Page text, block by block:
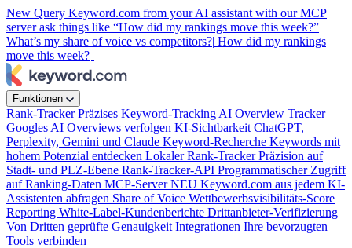
New Query Keyword.com from your AI assistant with our MCP
server ask things like “How did my rankings move this week?”
What’s my share of voice vs competitors?| How did my rankings
move this week?
Funktionen
Rank-TrackerPräzises Keyword-Tracking AI Overview Tracker
Googles AI Overviews verfolgen KI-Sichtbarkeit ChatGPT,
Perplexity, Gemini und Claude Keyword-Recherche Keywords mit
hohem Potenzial entdecken Lokaler Rank-TrackerPräzision auf
Stadt- und PLZ-Ebene Rank-Tracker-API Programmatischer Zugriff
auf Ranking-Daten MCP-ServerNEU Keyword.com aus jedem KI-
Assistenten abfragen Share of Voice Wettbewerbsvisibilitäts-Score
Reporting White-Label-Kundenberichte Drittanbieter-Verifizierung
Von Dritten geprüfte Genauigkeit Integrationen Ihre bevorzugten
Tools verbinden